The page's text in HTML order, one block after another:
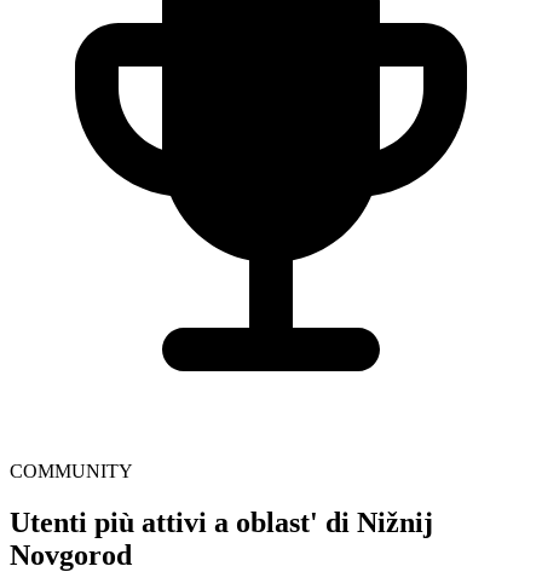
COMMUNITY
Utenti più attivi a oblast' di Nižnij
Novgorod